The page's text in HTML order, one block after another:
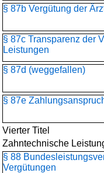
§ 87b Vergütung der
§ 87c Transparenz der
Leistungen
§ 87d (weggefallen)
§ 87e
Vierter Titel
Zahntechnische
§ 88
Vergütungen